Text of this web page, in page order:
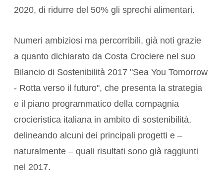
2020, di ridurre del 50% gli sprechi alimentari.
Numeri ambiziosi ma percorribili, già noti grazie
a quanto dichiarato da Costa Crociere nel suo
Bilancio di Sostenibilità 2017 ''Sea You Tomorrow
- Rotta verso il futuro'', che presenta la strategia
e il piano programmatico della compagnia
crocieristica italiana in ambito di sostenibilità,
delineando alcuni dei principali progetti e –
naturalmente – quali risultati sono già raggiunti
nel 2017.